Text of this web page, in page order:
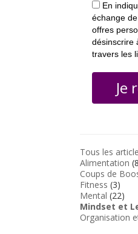
En
échange
offres
désinscrire
travers les
Je
Tous les
Alimentation
Coups de
Fitness (3)
Mental (22)
Mindset et
Organisation